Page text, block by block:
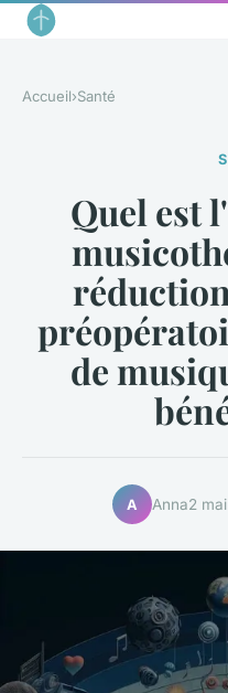
Accueil›Santé
Quel est
de
A Anna2